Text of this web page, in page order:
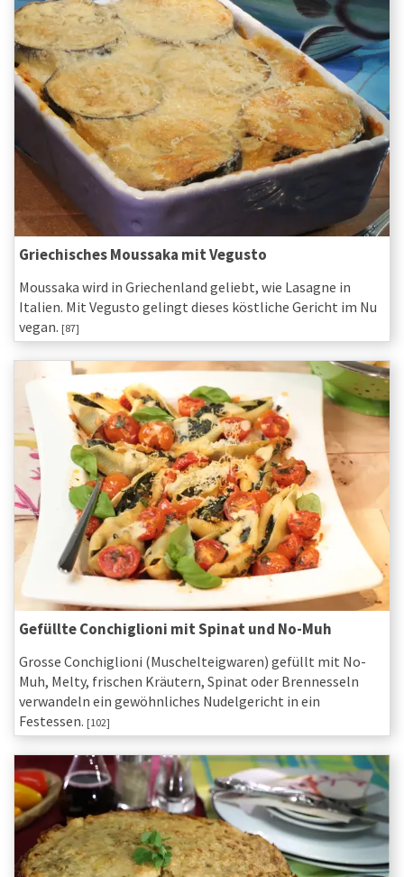
Griechisches Moussaka mit Vegusto
Moussaka wird in Griechenland geliebt, wie Lasagne in
Italien. Mit Vegusto gelingt dieses köstliche Gericht im Nu
vegan. [87]
Gefüllte Conchiglioni mit Spinat und No-Muh
Grosse Conchiglioni (Muschelteigwaren) gefüllt mit No-
Muh, Melty, frischen Kräutern, Spinat oder Brennesseln
verwandeln ein gewöhnliches Nudelgericht in ein
Festessen. [102]